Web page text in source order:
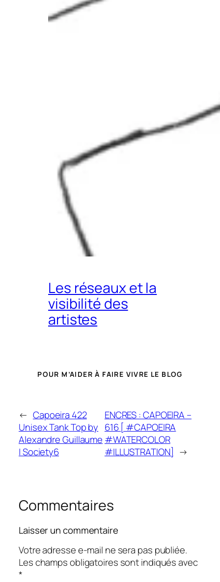
Les réseaux et la
visibilité des
artistes
POUR M’AIDER À FAIRE VIVRE LE BLOG
← Capoeira 422
Unisex Tank Top by
Alexandre Guillaume
| Society6
ENCRES : CAPOEIRA –
616 [ #CAPOEIRA
#WATERCOLOR
#ILLUSTRATION] →
Commentaires
Laisser un commentaire
Votre adresse e-mail ne sera pas publiée.
Les champs obligatoires sont indiqués avec
*